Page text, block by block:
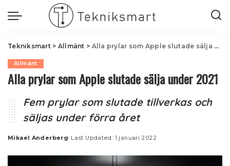
Tekniksmart> Allmänt > Alla prylar som Apple slutade sälja under 2021
Allmänt
Alla prylar som Apple slutade sälja under 2021
Fem prylar som slutade tillverkas och
säljas under förra året
Posted
Mikael Anderberg Last Updated: 1 januari 2022